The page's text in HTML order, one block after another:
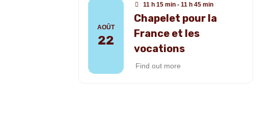
AOÛT
22
11 h 15 min - 11 h 45 min
Chapelet pour la
France et les
vocations
Find out more